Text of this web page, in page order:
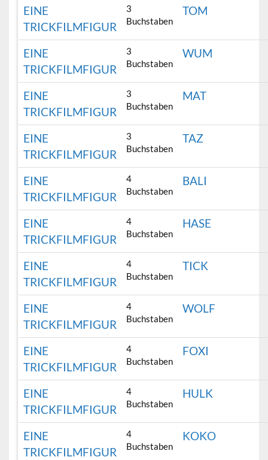
EINE
TRICKFILMFIGUR
3
Buchstaben
TOM
EINE
TRICKFILMFIGUR
3
Buchstaben
WUM
EINE
TRICKFILMFIGUR
3
Buchstaben
MAT
EINE
TRICKFILMFIGUR
3
Buchstaben
TAZ
EINE
TRICKFILMFIGUR
4
Buchstaben
BALI
EINE
TRICKFILMFIGUR
4
Buchstaben
HASE
EINE
TRICKFILMFIGUR
4
Buchstaben
TICK
EINE
TRICKFILMFIGUR
4
Buchstaben
WOLF
EINE
TRICKFILMFIGUR
4
Buchstaben
FOXI
EINE
TRICKFILMFIGUR
4
Buchstaben
HULK
EINE
TRICKFILMFIGUR
4
Buchstaben
KOKO